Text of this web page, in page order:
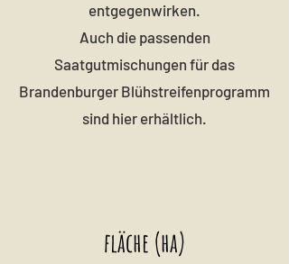
entgegenwirken.
Auch die passenden
Saatgutmischungen für das
Brandenburger Blühstreifenprogramm
sind hier erhältlich.
fläche (ha)